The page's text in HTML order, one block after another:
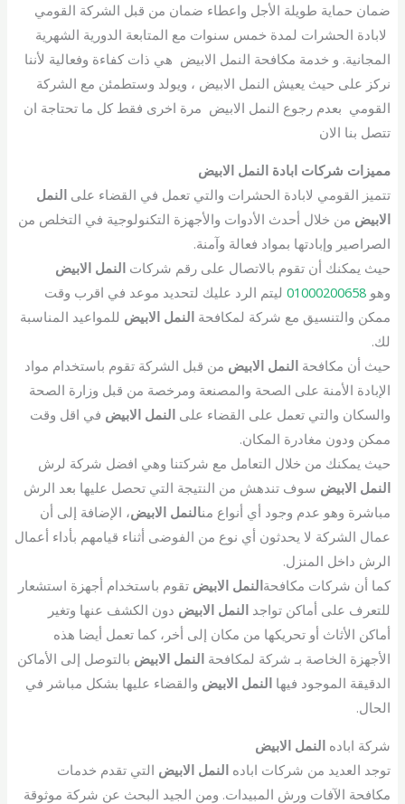
ضمان حماية طويلة الأجل واعطاء ضمان من قبل الشركة القومي
لابادة الحشرات لمدة خمس سنوات مع المتابعة الدورية الشهرية
المجانية. و خدمة مكافحة النمل الابيض هي ذات كفاءة وفعالية لأننا
نركز على حيث يعيش النمل الابيض ، ويولد وستطمئن مع الشركة
القومي بعدم رجوع النمل الابيض مرة اخرى فقط كل ما تحتاجة ان
تتصل بنا الان
مميزات شركات ابادة النمل الابيض
تتميز القومي لابادة الحشرات والتي تعمل في القضاء على النمل
الابيض من خلال أحدث الأدوات والأجهزة التكنولوجية في التخلص من
الصراصير وإبادتها بمواد فعالة وآمنة.
حيث يمكنك أن تقوم بالاتصال على رقم شركات النمل الابيض
وهو 01000200658ليتم الرد عليك لتحديد موعد في اقرب وقت
ممكن والتنسيق مع شركة لمكافحة النمل الابيض للمواعيد المناسبة
لك.
حيث أن مكافحة النمل الابيض من قبل الشركة تقوم باستخدام مواد
الإبادة الأمنة على الصحة والمصنعة ومرخصة من قبل وزارة الصحة
والسكان والتي تعمل على القضاء على النمل الابيض في اقل وقت
ممكن ودون مغادرة المكان.
حيث يمكنك من خلال التعامل مع شركتنا وهي افضل شركة لرش
النمل الابيض سوف تندهش من النتيجة التي تحصل عليها بعد الرش
مباشرة وهو عدم وجود أي أنواع منالنمل الابيض، الإضافة إلى أن
عمال الشركة لا يحدثون أي نوع من الفوضى أثناء قيامهم بأداء أعمال
الرش داخل المنزل.
كما أن شركات مكافحةالنمل الابيض تقوم باستخدام أجهزة استشعار
للتعرف على أماكن تواجد النمل الابيض دون الكشف عنها وتغير
أماكن الأثاث أو تحريكها من مكان إلى أخر، كما تعمل أيضا هذه
الأجهزة الخاصة بـ شركة لمكافحة النمل الابيض بالتوصل إلى الأماكن
الدقيقة الموجود فيها النمل الابيض والقضاء عليها بشكل مباشر في
الحال.
شركة اباده النمل الابيض
توجد العديد من شركات اباده النمل الابيض التي تقدم خدمات
مكافحة الآفات ورش المبيدات. ومن الجيد البحث عن شركة موثوقة